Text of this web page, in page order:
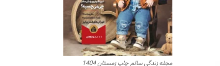
مجله زندگی سالم چاپ زمستان 1404